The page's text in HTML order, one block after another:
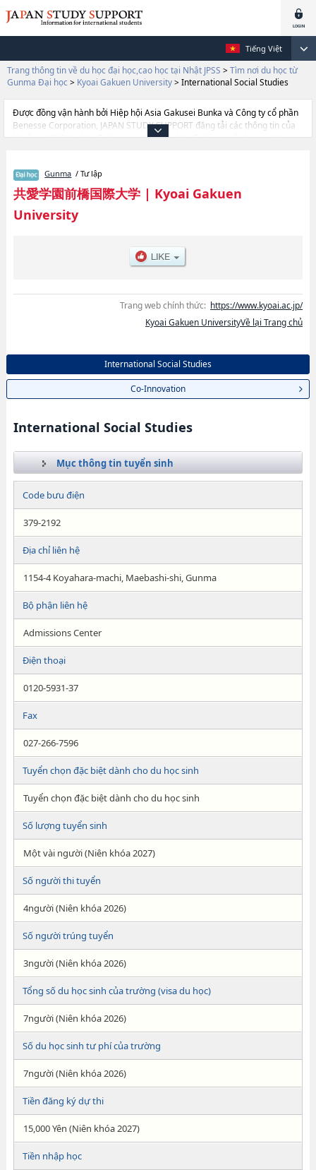
Tiếng Việt
Trang thông tin về du học đại học,cao học tại Nhật JPSS > Tìm nơi du học từ
Gunma Đại học > Kyoai Gakuen University> International Social Studies
Được đồng vận hành bởi Hiệp hội Asia Gakusei Bunka và Công ty cổ phần
Benesse Corporation, JAPAN STUDY SUPPORT đăng tải các thông tin của
khoảng 1.300 trường đại học, cao học, trường đại học ngắn hạn, trường
tin cần thiết dành cho du học sinh, như là về các Ngành International
Social StudieshoặcNgành Co-Innovation, thông tin về từng ngành học,
thông tin liên quan đến thi tuyển như số lượng tuyển sinh, số lượng trúng
tuyển, cở sở trang thiết bị, hướng dẫn địa điểm v.v...
Gunma / Tư lập
共愛学園前橋国際大学| Kyoai Gakuen
University
Trang web chính thức: https://www.kyoai.ac.jp/
Kyoai Gakuen UniversityVề lại Trang chủ
International Social Studies
Co-Innovation
International Social Studies
Mục thông tin tuyển sinh
Code bưu điện
379-2192
Địa chỉ liên hệ
1154-4 Koyahara-machi, Maebashi-shi, Gunma
Bộ phận liên hệ
Admissions Center
Điện thoại
0120-5931-37
Fax
027-266-7596
Tuyển chọn đặc biệt dành cho du học sinh
Tuyển chọn đặc biệt dành cho du học sinh
Số lượng tuyển sinh
Một vài người (Niên khóa 2027)
Số người thi tuyển
4người (Niên khóa 2026)
Số người trúng tuyển
3người (Niên khóa 2026)
Tổng số du học sinh của trường (visa du học)
7người (Niên khóa 2026)
Số du học sinh tư phí của trường
7người (Niên khóa 2026)
Tiền đăng ký dự thi
15,000 Yên (Niên khóa 2027)
Tiền nhập học